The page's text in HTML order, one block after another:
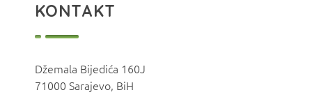
KONTAKT
Džemala Bijedića 160J
71000 Sarajevo, BiH